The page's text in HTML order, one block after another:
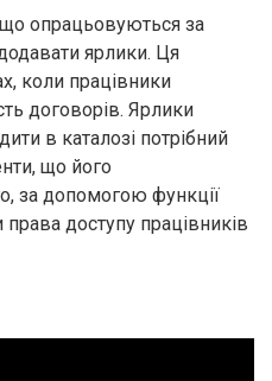
опрацьовуються за
ярлики. Ця
коли працівники
договорів. Ярлики
в каталозі потрібний
що його
за допомогою функції
доступу працівників